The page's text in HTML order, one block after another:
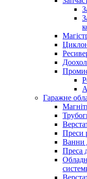
Гаражне
Преси
Ванни
Преса